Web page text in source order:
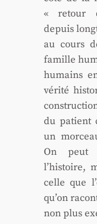
« retour
depuis
au cours
famille
humains
véri­té
du patient
un
On peut
l’histoire,
celle que
qu’on
non plus